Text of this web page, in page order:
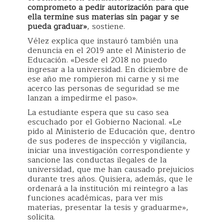
comprometo a pedir autorización para que
ella termine sus materias sin pagar y se
pueda graduar», sostiene.
Vélez explica que instauró también una
denuncia en el 2019 ante el Ministerio de
Educación. «Desde el 2018 no puedo
ingresar a la universidad. En diciembre de
ese año me rompieron mi carne y si me
acerco las personas de seguridad se me
lanzan a impedirme el paso».
La estudiante espera que su caso sea
escuchado por el Gobierno Nacional. «Le
pido al Ministerio de Educación que, dentro
de sus poderes de inspección y vigilancia,
iniciar una investigación correspondiente y
sancione las conductas ilegales de la
universidad, que me han causado prejuicios
durante tres años. Quisiera, además, que le
ordenará a la institución mi reintegro a las
funciones académicas, para ver mis
materias, presentar la tesis y graduarme»,
solicita.